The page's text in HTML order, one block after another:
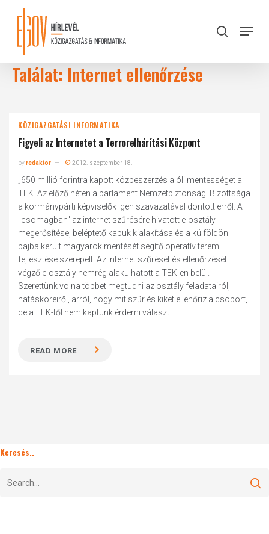
content
search
Menu
Találat: Internet ellenőrzése
KÖZIGAZGATÁSI INFORMATIKA
Figyeli az Internetet a Terrorelhárítási Központ
byredaktor 2012. szeptember 18.
„650 millió forintra kapott közbeszerzés alóli mentességet a
TEK. Az előző héten a parlament Nemzetbiztonsági Bizottsága
a kormánypárti képviselők igen szavazatával döntött erről. A
"csomagban" az internet szűrésére hivatott e-osztály
megerősítése, beléptető kapuk kialakítása és a külföldön
bajba került magyarok mentését segítő operatív terem
fejlesztése szerepelt. Az internet szűrését és ellenőrzését
végző e-osztály nemrég alakulhatott a TEK-en belül.
Szerettünk volna többet megtudni az osztály feladatairól,
hatásköreiről, arról, hogy mit szűr és kiket ellenőriz a csoport,
de a TEK-től nem kaptunk érdemi választ...
READ MORE
Keresés..
Close